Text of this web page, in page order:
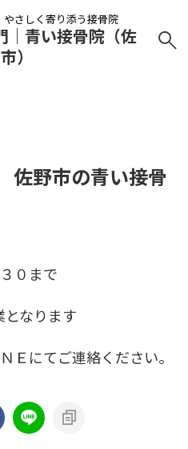
さしく寄り添う接骨院
｜青い接骨院（佐
）
野市の青い接骨
０まで
なります
Ｅにてご連絡ください。